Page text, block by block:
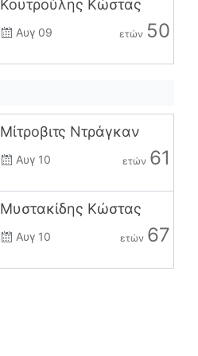
Κουτρούλης Κώστας
Αυγ 09 ετών 50
Μίτροβιτς Ντράγκαν
Αυγ 10 ετών 61
Μυστακίδης Κώστας
Αυγ 10 ετών 67